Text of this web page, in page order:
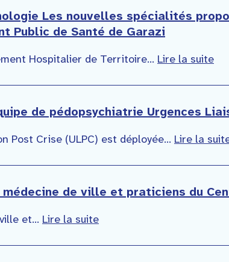
Les nouvelles spécialités
Public de Santé de Garazi
Hospitalier de Territoire... Lire la suite
de pédopsychiatrie Urgences
Post Crise (ULPC) est déployée... Lire la
de ville et praticiens du
et... Lire la suite